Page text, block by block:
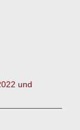
und